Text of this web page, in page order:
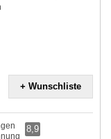
+ Wunschliste
8,9